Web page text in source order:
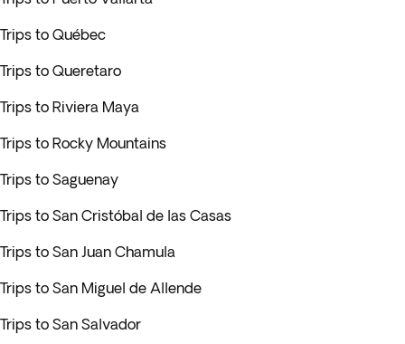
Trips to Québec
Trips to Queretaro
Trips to Riviera Maya
Trips to Rocky Mountains
Trips to Saguenay
Trips to San Cristóbal de las Casas
Trips to San Juan Chamula
Trips to San Miguel de Allende
Trips to San Salvador